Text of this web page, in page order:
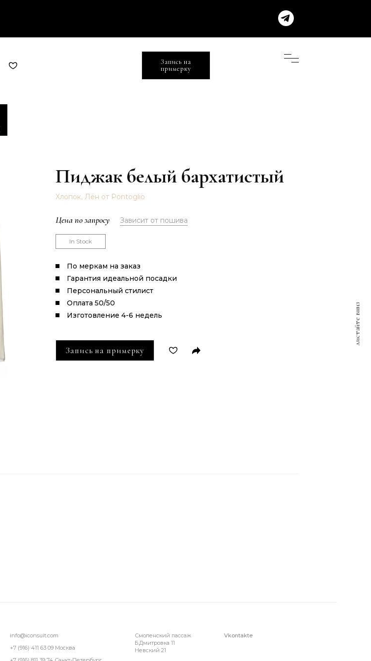
Запись на
примерку
Пиджак белый бархатистый
Хлопок, Лён от Pontoglio
Цена по запросу Зависит от пошива
In Stock
По меркам на заказ
Гарантия идеальной посадки
Персональный стилист
Оплата 50/50
Изготовление 4-6 недель
Запись на примерку
листайте вниз
info@iconsuit.com
+7 (916) 411 63 09 Москва
Смоленский пассаж
Б.Дмитровка 11
Невский 21
Vkontakte